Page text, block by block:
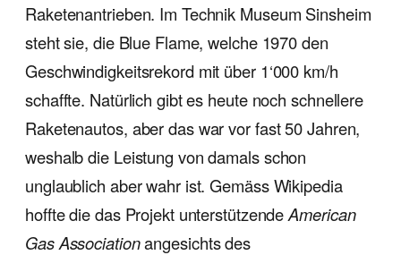
Raketenantrieben. Im Technik Museum Sinsheim
steht sie, die Blue Flame, welche 1970 den
Geschwindigkeitsrekord mit über 1‘000 km/h
schaffte. Natürlich gibt es heute noch schnellere
Raketenautos, aber das war vor fast 50 Jahren,
weshalb die Leistung von damals schon
unglaublich aber wahr ist. Gemäss Wikipedia
hoffte die das Projekt unterstützendeAmerican
Gas Associationangesichts des